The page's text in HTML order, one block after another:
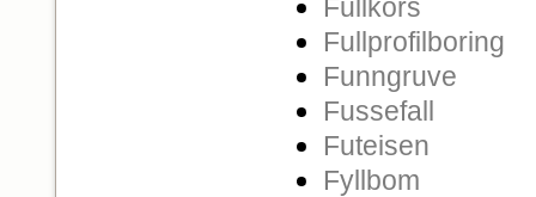
Fullkors
Fullprofilboring
Funngruve
Fussefall
Futeisen
Fyllbom